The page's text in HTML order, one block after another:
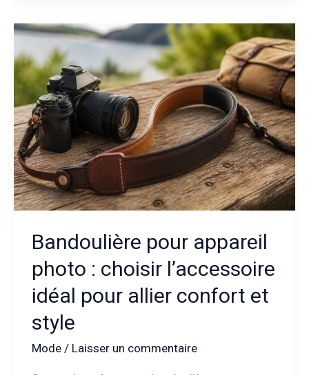
vintage
séduit
les
amateurs
de
style
authentique
Bandoulière pour appareil
photo : choisir l’accessoire
idéal pour allier confort et
style
Mode/ Laisser un commentaire